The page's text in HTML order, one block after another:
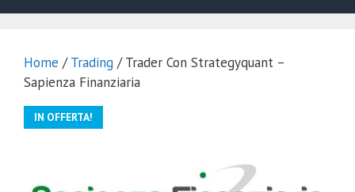
Home /Trading / Trader Con Strategyquant –
Sapienza Finanziaria
IN OFFERTA!